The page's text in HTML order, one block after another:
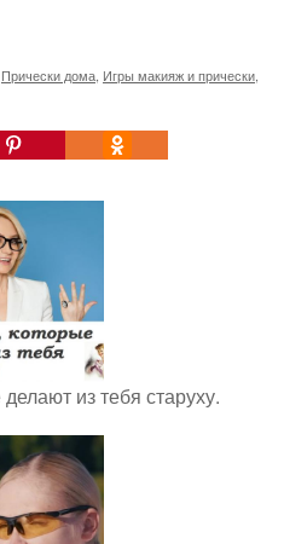
Прически дома Игры макияж и прически
из тебя старуху.